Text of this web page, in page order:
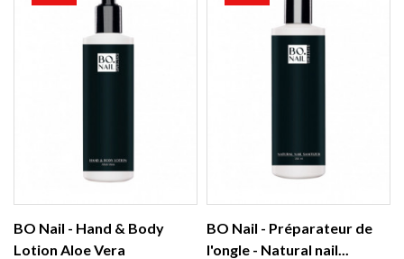
BO Nail - Hand & Body
Lotion Aloe Vera
BO Nail - Préparateur de
l'ongle - Natural nail...